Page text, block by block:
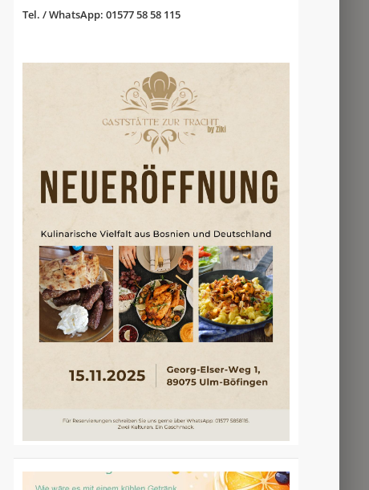
Tel. / WhatsApp: 01577 58 58 115